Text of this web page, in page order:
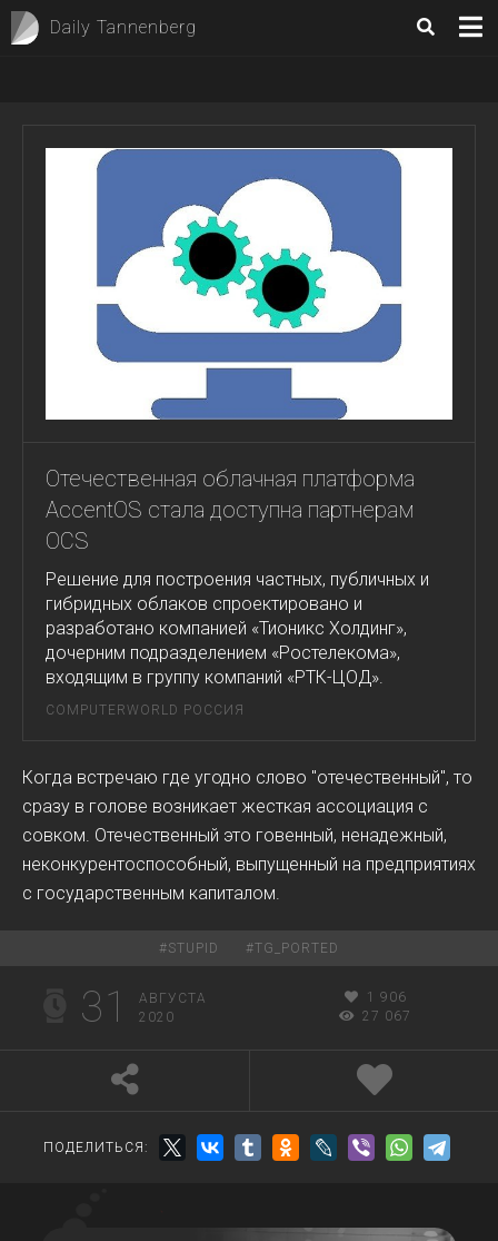
Daily Tannenberg
Отечественная облачная платформа
AccentOS стала доступна партнерам
OCS
Решение для построения частных, публичных и
гибридных облаков спроектировано и
разработано компанией «Тионикс Холдинг»,
дочерним подразделением «Ростелекома»,
входящим в группу компаний «РТК-ЦОД».
COMPUTERWORLD РОССИЯ
Когда встречаю где угодно слово "отечественный", то
сразу в голове возникает жесткая ассоциация с
совком. Отечественный это говенный, ненадежный,
неконкурентоспособный, выпущенный на предприятиях
с государственным капиталом.
#STUPID #TG_PORTED
31
АВГУСТА
2020
1 906
27 067
ПОДЕЛИТЬСЯ: